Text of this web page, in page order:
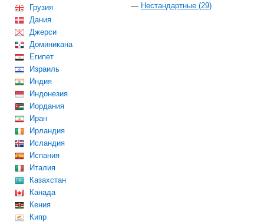
Грузия
Дания
Джерси
Доминикана
Египет
Израиль
Индия
Индонезия
Иордания
Иран
Ирландия
Исландия
Испания
Италия
Казахстан
Канада
Кения
Кипр
Нестандартные (29)